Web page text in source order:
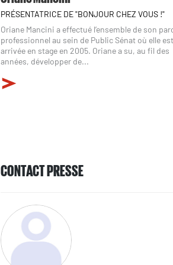
PRÉSENTATRICE DE "BONJOUR CHEZ VOUS !"
Oriane Mancini a effectué l’ensemble de son
professionnel au sein de Public Sénat où elle est
arrivée en stage en 2005. Oriane a su, au fil des
années, développer de...
CONTACT PRESSE